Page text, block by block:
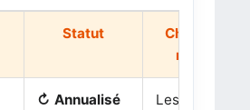
Statut
rigoureux
↻ Annualisé
Les fonctions